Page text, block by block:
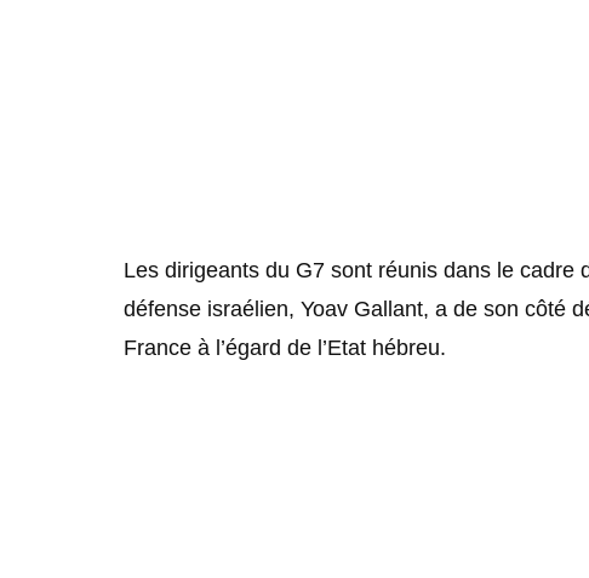
Les dirigeants du G7 sont réunis dans le cadre
défense israélien, Yoav Gallant, a de son côté
France à l’égard de l’Etat hébreu.